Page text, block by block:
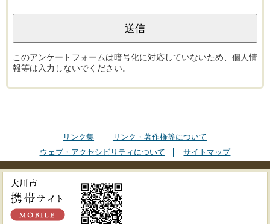
このアンケートフォームは暗号化に対応していないため、個人情
報等は入力しないでください。
リンク集
リンク・著作権等について
ウェブ・アクセシビリティについて
サイトマップ